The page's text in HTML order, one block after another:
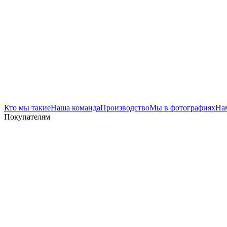
Кто мы такиеНаша командаПроизводствоМы в фотографиях
Покупателям